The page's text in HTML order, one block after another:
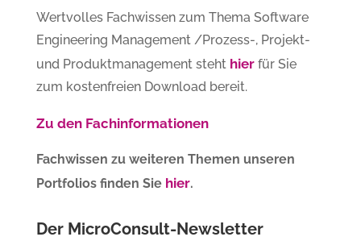
Wertvolles Fachwissen zum Thema Software
Engineering Management /Prozess-, Projekt-
und Produktmanagement steht hier für Sie
zum kostenfreien Download bereit.
Zu den Fachinformationen
Fachwissen zu weiteren Themen unseren
Portfolios finden Sie hier.
Der MicroConsult-Newsletter